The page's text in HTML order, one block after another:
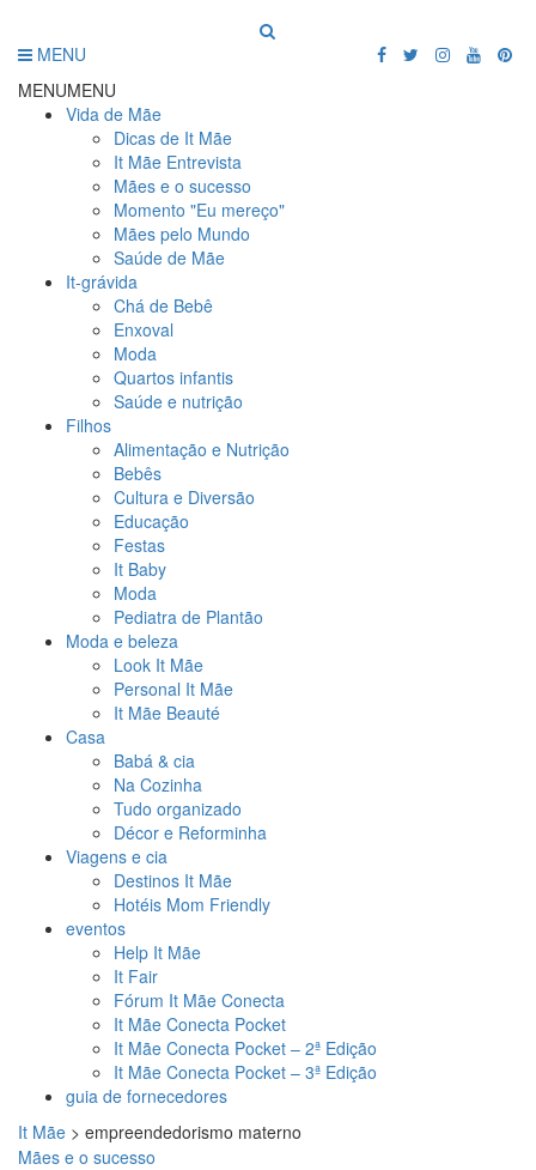
MENU
MENUMENU
Vida de Mãe
Dicas de It Mãe
It Mãe Entrevista
Mães e o sucesso
Momento "Eu mereço"
Mães pelo Mundo
Saúde de Mãe
It-grávida
Chá de Bebê
Enxoval
Moda
Quartos infantis
Saúde e nutrição
Filhos
Alimentação e Nutrição
Bebês
Cultura e Diversão
Educação
Festas
It Baby
Moda
Pediatra de Plantão
Moda e beleza
Look It Mãe
Personal It Mãe
It Mãe Beauté
Casa
Babá & cia
Na Cozinha
Tudo organizado
Décor e Reforminha
Viagens e cia
Destinos It Mãe
Hotéis Mom Friendly
eventos
Help It Mãe
It Fair
Fórum It Mãe Conecta
It Mãe Conecta Pocket
It Mãe Conecta Pocket – 2ª Edição
It Mãe Conecta Pocket – 3ª Edição
guia de fornecedores
It Mãe > empreendedorismo materno
Mães e o sucesso